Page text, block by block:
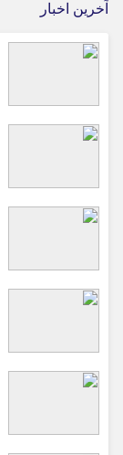
آخرین اخبار